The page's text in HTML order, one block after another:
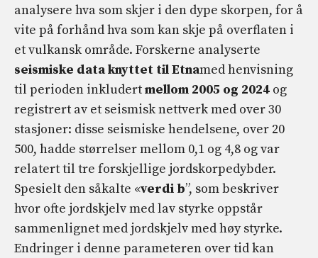
analysere hva som skjer i den dype skorpen, for å
vite på forhånd hva som kan skje på overflaten i
et vulkansk område. Forskerne analyserte
seismiske data knyttet til Etnamed henvisning
til perioden inkludertmellom 2005 og 2024 og
registrert av et seismisk nettverk med over 30
stasjoner: disse seismiske hendelsene, over 20
500, hadde størrelser mellom 0,1 og 4,8 og var
relatert til tre forskjellige jordskorpedybder.
Spesielt den såkalte «verdi b”, som beskriver
hvor ofte jordskjelv med lav styrke oppstår
sammenlignet med jordskjelv med høy styrke.
Endringer i denne parameteren over tid kan